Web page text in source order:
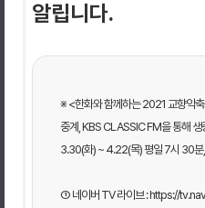
알립니다.
※ <한화와 함께하는 2021 교향악
중계, KBS CLASSIC FM을 통해 생
3.30(화) ~ 4.22(목) 평일 7시 30분,
① 네이버 TV 라이브 : https://